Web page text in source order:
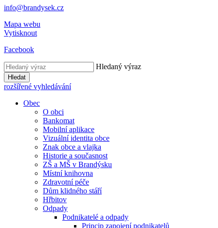
info@brandysek.cz
Mapa webu
Vytisknout
Facebook
Hledaný výraz
Hledat
rozšířené vyhledávání
Obec
O obci
Bankomat
Mobilní aplikace
Vizuální identita obce
Znak obce a vlajka
Historie a současnost
ZŠ a MŠ v Brandýsku
Místní knihovna
Zdravotní péče
Dům klidného stáří
Hřbitov
Odpady
Podnikatelé a odpady
Princip zapojení podnikatelů